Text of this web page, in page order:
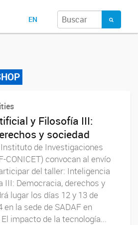
EN
y Filosofía III:
y sociedad
Instituto de Investigaciones
CONICET) convocan al envío
del taller: Inteligencia
III: Democracia, derechos y
lugar los días 12 y 13 de
en la sede de SADAF en
impacto de la tecnología...